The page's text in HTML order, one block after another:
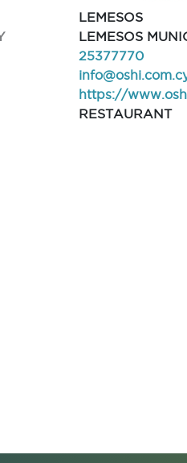
LEMESOS
LEMESOS
25377770
https://
RESTAURANT